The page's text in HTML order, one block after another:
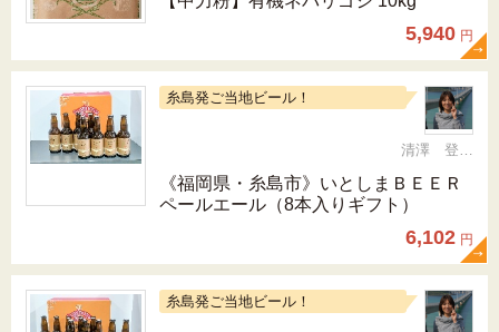
5,940 円
糸島発ご当地ビール！
清澤 登希子
《福岡県・糸島市》いとしまＢＥＥＲ
ペールエール（8本入りギフト）
6,102 円
糸島発ご当地ビール！